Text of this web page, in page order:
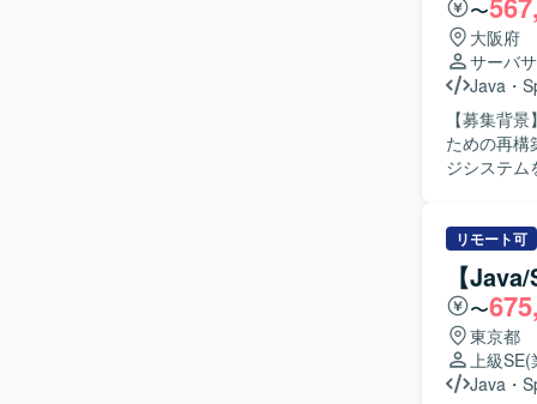
ンなJava/
としてビジネス
中心とし
環境が組
〜
大阪府
サーバ
Java ・
【募集背
ための再構築プロジェク
ジシステム
自ら主体
ュニケー
【ポジシ
AWSを前
製造業向
ます。 【開発環境】 Java（Spring Boot）を中心としたアプリケーション開発環境にて、生産
システムの
リモート可
【
〜
東京都
上級SE(
Java ・